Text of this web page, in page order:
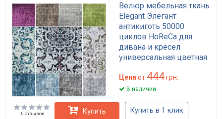
Велюр мебельная ткань
Elegant Элегант
антикиготь 50000
циклов HoReCa для
дивана и кресел
универсальная цветная
Цена от 444грн.
В наличии
0 отзывов Купить Купить в 1 клик